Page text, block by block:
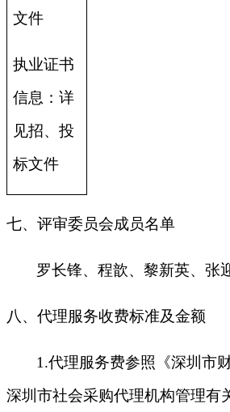
文件
执业证书
信息：详
见招、投
标文件
七、评审委员会成员名单
罗长锋、程歆、黎新英、张
八、代理服务收费标准及金额
1.代理服务费参照《深圳市
深圳市社会采购代理机构管理有